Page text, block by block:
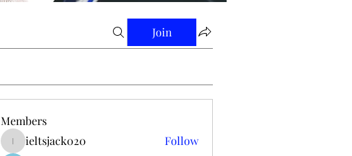
Join
Members
ieltsjack020
ieltsjack020
Follow